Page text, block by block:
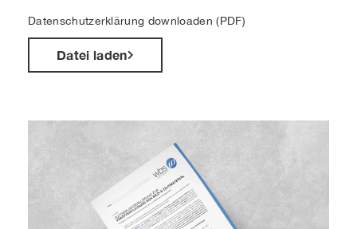
Datenschutzerklärung downloaden (PDF)
Datei laden